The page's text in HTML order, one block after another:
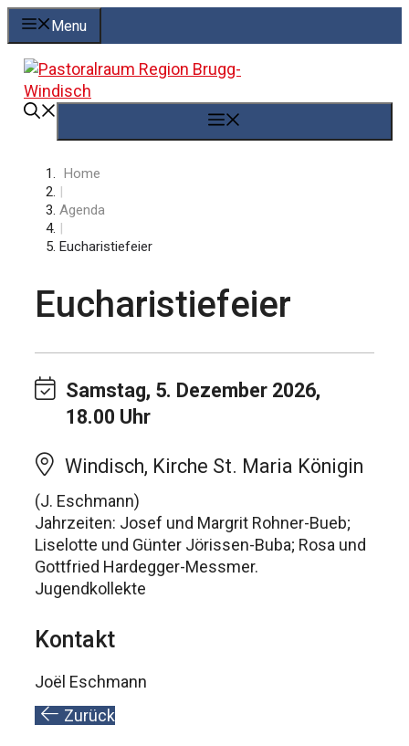
Springe
zum
Inhalt
Menu
Home
|
Agenda
|
Eucharistiefeier
Eucharistiefeier
Samstag, 5. Dezember 2026,
18.00 Uhr
Windisch, Kirche St. Maria Königin
(J. Eschmann)
Jahrzeiten: Josef und Margrit Rohner-Bueb;
Liselotte und Günter Jörissen-Buba; Rosa und
Gottfried Hardegger-Messmer.
Jugendkollekte
Kontakt
Joël Eschmann
Zurück